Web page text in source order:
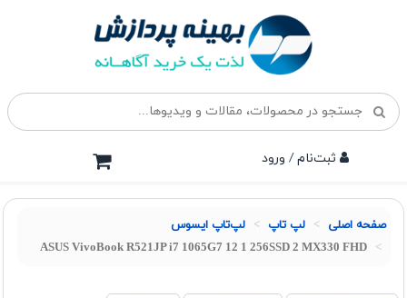
ثبت‌نام / ورود
صفحه اصلی لپ تاپ لپ‌تاپ ایسوس
ASUS VivoBook R521JP i7 1065G7 12 1 256SSD 2 MX330 FHD